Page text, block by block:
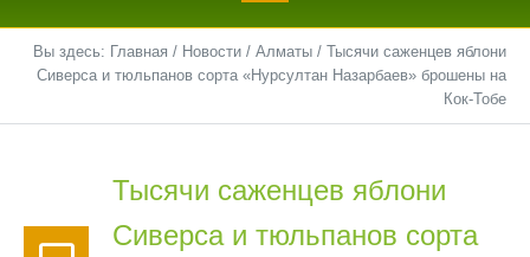
Вы здесь: Главная / Новости / Алматы / Тысячи саженцев яблони
Сиверса и тюльпанов сорта «Нурсултан Назарбаев» брошены на
Кок-Тобе
Тысячи саженцев яблони
Сиверса и тюльпанов сорта